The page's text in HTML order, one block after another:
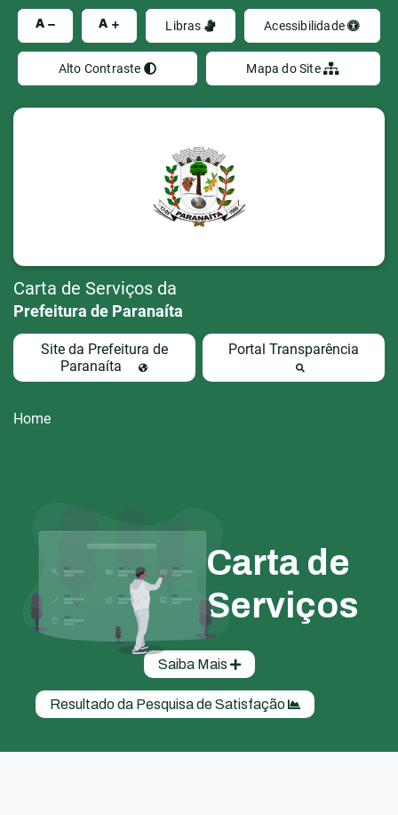
A A Libras Acessibilidade
Alto Contraste Mapa do Site
Carta de Serviços da
Prefeitura de Paranaíta
Site da Prefeitura de
Paranaíta
Portal Transparência
Home
Carta de
Serviços
Saiba Mais
Resultado da Pesquisa de Satisfação